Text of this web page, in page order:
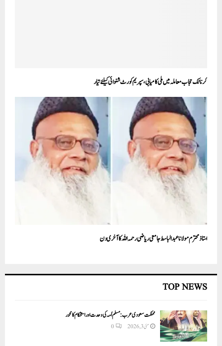
کرناٹک حجاب معاملہ میں ملی کامیابی، سپریم کورٹ شنوائی کیلئے تیار
استاذ محترم مولانا عبدالباسط جامعی ریاضی رحمہ اللہ کا آخری دن
TOP NEWS
مملکت سعودی عرب: مسلم اُمہ کی وحدت اور استحکام کا محور
مئی 3, 2026 0